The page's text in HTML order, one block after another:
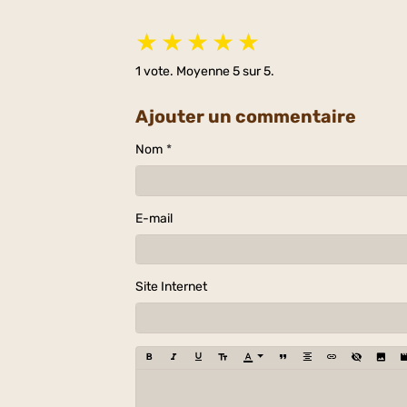
★ ★ ★ ★ ★
1 vote. Moyenne5sur 5.
Ajouter un commentaire
Nom
E-mail
Site Internet